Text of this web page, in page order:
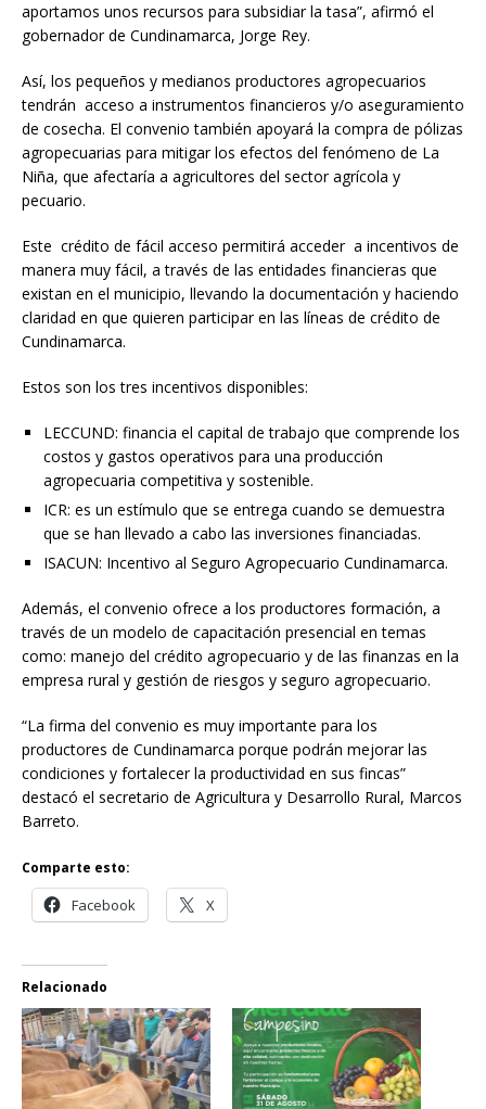
aportamos unos recursos para subsidiar la tasa”, afirmó el
gobernador de Cundinamarca, Jorge Rey.
Así, los pequeños y medianos productores agropecuarios
tendrán acceso a instrumentos financieros y/o aseguramiento
de cosecha. El convenio también apoyará la compra de pólizas
agropecuarias para mitigar los efectos del fenómeno de La
Niña, que afectaría a agricultores del sector agrícola y
pecuario.
Este crédito de fácil acceso permitirá acceder a incentivos de
manera muy fácil, a través de las entidades financieras que
existan en el municipio, llevando la documentación y haciendo
claridad en que quieren participar en las líneas de crédito de
Cundinamarca.
Estos son los tres incentivos disponibles:
LECCUND: financia el capital de trabajo que comprende los
costos y gastos operativos para una producción
agropecuaria competitiva y sostenible.
ICR: es un estímulo que se entrega cuando se demuestra
que se han llevado a cabo las inversiones financiadas.
ISACUN: Incentivo al Seguro Agropecuario Cundinamarca.
Además, el convenio ofrece a los productores formación, a
través de un modelo de capacitación presencial en temas
como: manejo del crédito agropecuario y de las finanzas en la
empresa rural y gestión de riesgos y seguro agropecuario.
“La firma del convenio es muy importante para los
productores de Cundinamarca porque podrán mejorar las
condiciones y fortalecer la productividad en sus fincas”
destacó el secretario de Agricultura y Desarrollo Rural, Marcos
Barreto.
Comparte esto:
Facebook X
Relacionado